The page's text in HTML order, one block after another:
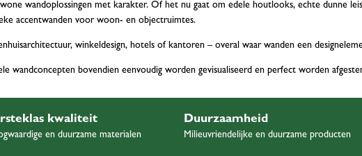
wandoplossingen met karakter. Of het nu gaat om edele houtlooks, echte dunne
accentwanden voor woon- en objectruimtes.
winkeldesign, hotels of kantoren – overal waar wanden een
wandconcepten bovendien eenvoudig worden gevisualiseerd en perfect worden
kwaliteit
en duurzame materialen
Duurzaamheid
Milieuvriendelijke en duurzame producten